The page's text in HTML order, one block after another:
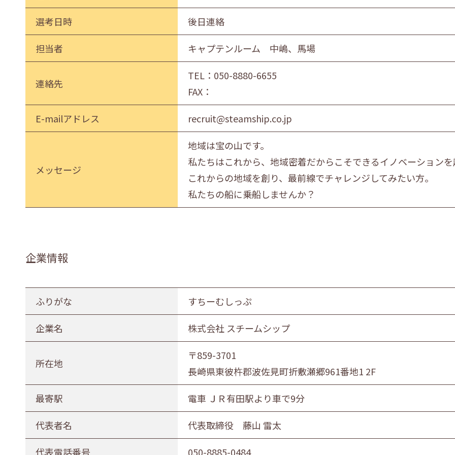
選考日時 後日連絡
担当者 キャプテンルーム 中嶋、馬場
連絡先
TEL： 050-8880-6655
FAX：
E-mailアドレス recruit@steamship.co.jp
メッセージ
地域は宝の山です。
私たちはこれから、地域密着だからこそできるイノベーションを
これからの地域を創り、最前線でチャレンジしてみたい方。
私たちの船に乗船しませんか？
企業情報
ふりがな すちーむしっぷ
企業名 株式会社 スチームシップ
所在地
〒859-3701
長崎県東彼杵郡波佐見町折敷瀬郷961番地1 2F
最寄駅 電車 ＪＲ有田駅より車で9分
代表者名 代表取締役 藤山 雷太
代表電話番号 050-8885-0484